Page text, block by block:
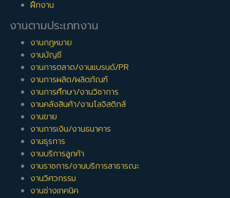
ฝึกงาน
งานตามประเภทงาน
งานกฎหมาย
งานบัญชี
งานการตลาด/งานแบรนด์/PR
งานการผลิต/ผลิตภัณฑ์
งานการศึกษา/งานวิชาการ
งานคลังสินค้า/งานโลจิสติกส์
งานขาย
งานการเงิน/งานธนาคาร
งานธุรการ
งานบริการลูกค้า
งานราชการ/งานบริการสาธารณะ
งานวิศวกรรม
งานช่างเทคนิค